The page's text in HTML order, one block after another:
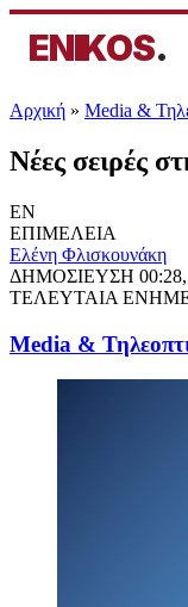
ENIKOS.
Αρχική » Media &
Νέες σειρές
EN
ΕΠΙΜΕΛΕΙΑ
Ελένη Φλισκουνάκη
ΔΗΜΟΣΙΕΥΣΗ
ΤΕΛΕΥΤΑΙΑ
Media &